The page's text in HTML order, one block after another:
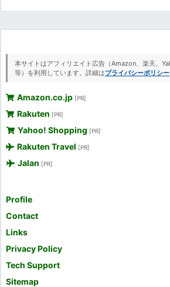
本サイトはアフィリエイト広告（Amazon、楽天、
等）を利用しています。詳細はプライバシーポリシー
Amazon.co.jp [PR]
Rakuten [PR]
Yahoo! Shopping [PR]
Rakuten Travel [PR]
Jalan [PR]
Profile
Contact
Links
Privacy Policy
Tech Support
Sitemap